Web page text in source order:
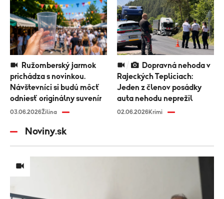
prichádza s novinkou.
Návštevníci si budú môcť
odniesť originálny suvenír
03.06.2026Žilina
Rajeckých Tepliciach:
Jeden z členov posádky
auta nehodu neprežil
02.06.2026Krimi
Noviny.sk